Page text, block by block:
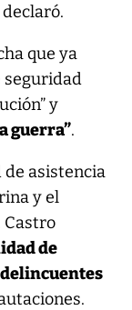
que ya
seguridad
y
guerra”.
de asistencia
y el
Castro
de